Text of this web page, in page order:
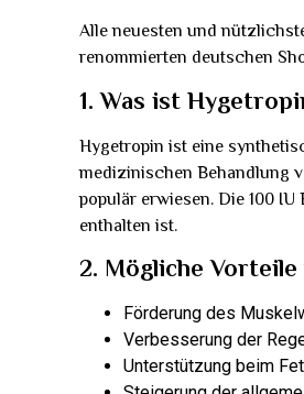
Alle neuesten und
renommierten deutschen
1. Was ist
Hygetropin ist eine
medizinischen Behandlung
populär erwiesen. Die 100
enthalten ist.
2. Mögliche
Förderung des
Verbesserung der
Unterstützung beim